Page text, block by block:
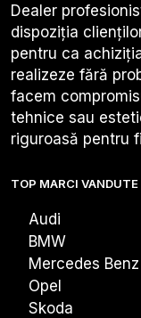
Dealer
dispoziția
pentru ca
realizeze fără
facem
tehnice sau
riguroasă pentru
TOP MARCI VANDUTE
Audi
BMW
Mercedes Benz
Opel
Skoda